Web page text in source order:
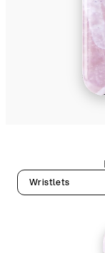
Wristlets